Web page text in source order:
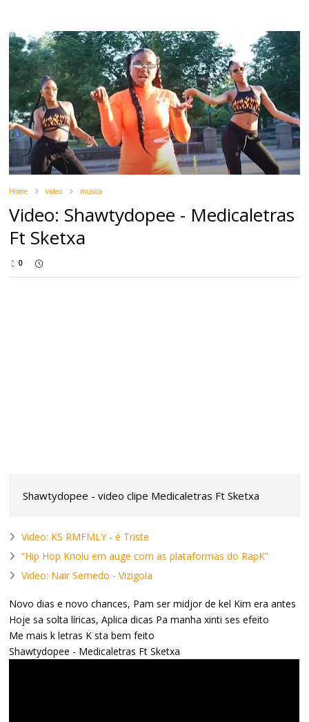
Home video musica
Video: Shawtydopee - Medicaletras
Ft Sketxa
0
Shawtydopee - video clipe Medicaletras Ft Sketxa
Video: KS RMFMLY - é Triste
“Hip Hop Kriolu em auge com as plataformas do RapK”
Video: Nair Semedo - Vizigola
Novo dias e novo chances, Pam ser midjor de kel Kim era antes
Hoje sa solta líricas, Aplica dicas Pa manha xinti ses efeito
Me mais k letras K sta bem feito
Shawtydopee - Medicaletras Ft Sketxa